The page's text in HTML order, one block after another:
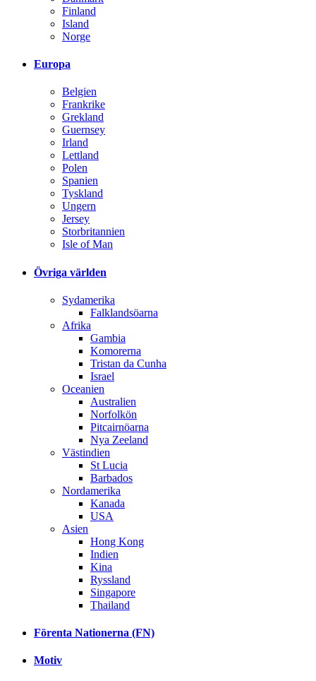
Finland
Island
Norge
Europa
Belgien
Frankrike
Grekland
Guernsey
Irland
Lettland
Polen
Spanien
Tyskland
Ungern
Jersey
Storbritannien
Isle of Man
Övriga världen
Sydamerika
Falklandsöarna
Afrika
Gambia
Komorerna
Tristan da Cunha
Israel
Oceanien
Australien
Norfolkön
Pitcairnöarna
Nya Zeeland
Västindien
St Lucia
Barbados
Nordamerika
Kanada
USA
Asien
Hong Kong
Indien
Kina
Ryssland
Singapore
Thailand
Förenta Nationerna (FN)
Motiv